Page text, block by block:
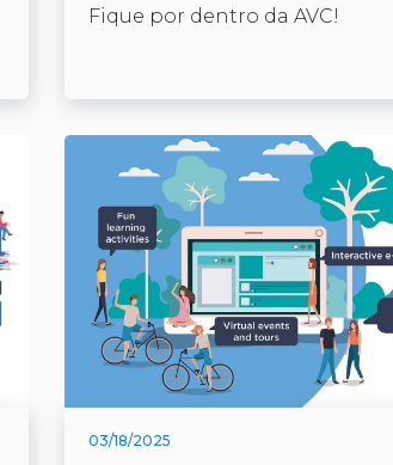
Fique por dentro da AVC!
03/18/2025